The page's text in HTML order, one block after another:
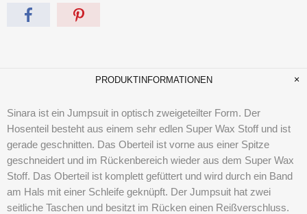
PRODUKTINFORMATIONEN
Sinara ist ein Jumpsuit in optisch zweigeteilter Form. Der
Hosenteil besteht aus einem sehr edlen Super Wax Stoff und ist
gerade geschnitten. Das Oberteil ist vorne aus einer Spitze
geschneidert und im Rückenbereich wieder aus dem Super Wax
Stoff. Das Oberteil ist komplett gefüttert und wird durch ein Band
am Hals mit einer Schleife geknüpft. Der Jumpsuit hat zwei
seitliche Taschen und besitzt im Rücken einen Reißverschluss.